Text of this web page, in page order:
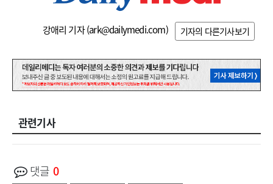
강애리 기자 (ark@dailymedi.com) 기자의 다른기사보기
관련기사
댓글 0